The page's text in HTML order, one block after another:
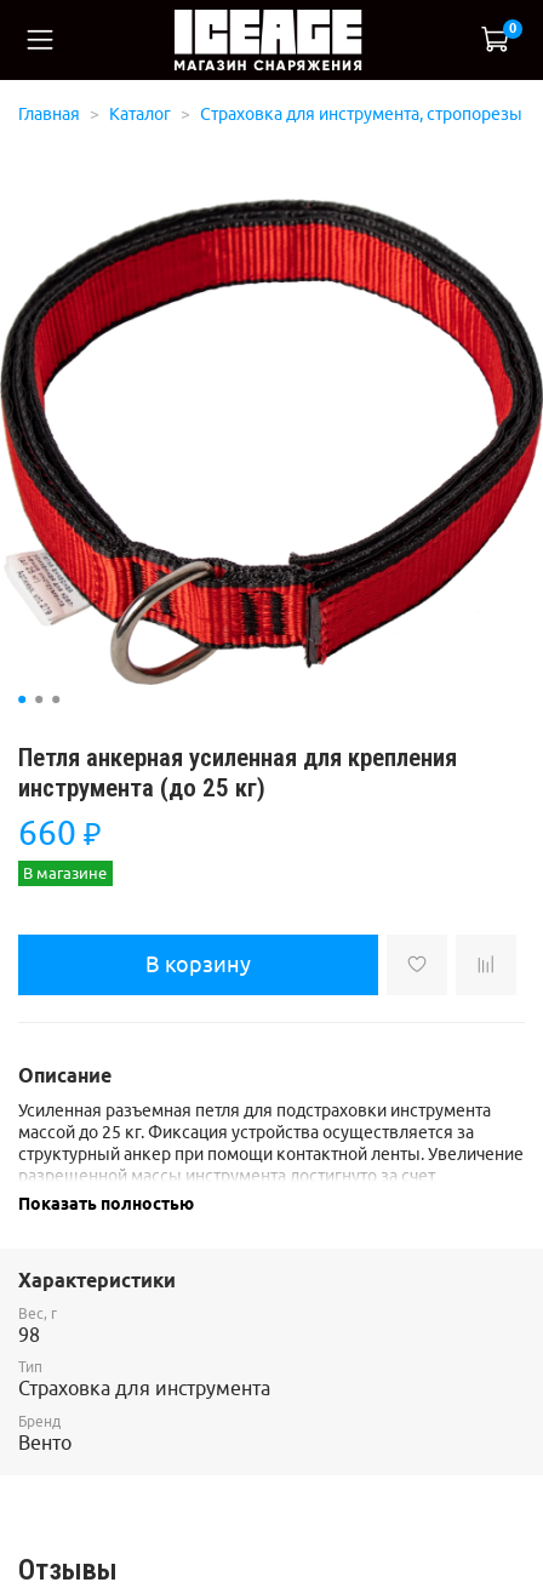
0
Главная Каталог Страховка для инструмента, стропорезы
Петля анкерная усиленная для крепления
инструмента (до 25 кг)
660 ₽
В магазине
В корзину
Описание
Усиленная разъемная петля для подстраховки инструмента
массой до 25 кг. Фиксация устройства осуществляется за
структурный анкер при помощи контактной ленты. Увеличение
разрешенной массы инструмента достигнуто за счет
соединения трех отрезков ленты.
Диаметр 100-300 мм
Ширина ленты 30 мм
Показать полностью
Характеристики
Вес, г
98
Тип
Страховка для инструмента
Бренд
Венто
Отзывы